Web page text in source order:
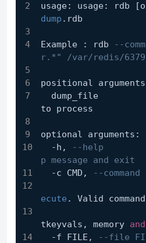
usage: usage: rdb
dump .rdb
Example : rdb
--
r.*" /var/redis/6379/
positional
to process
optional arguments:
  -h,
--help
p message and exit
  -c CMD,
--command
ecute . Valid
tkeyvals, memory and
  -f FILE,
--file